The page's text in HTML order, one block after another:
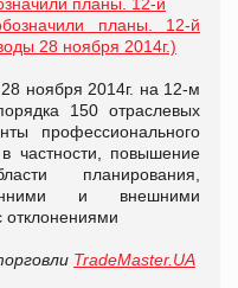
планы. 12-й
28 ноября 2014г.)
ноября 2014г. на 12-м
150 отраслевых
профессионального
в частности, повышение
планирования,
и внешними
отклонениями
TradeMaster.UA